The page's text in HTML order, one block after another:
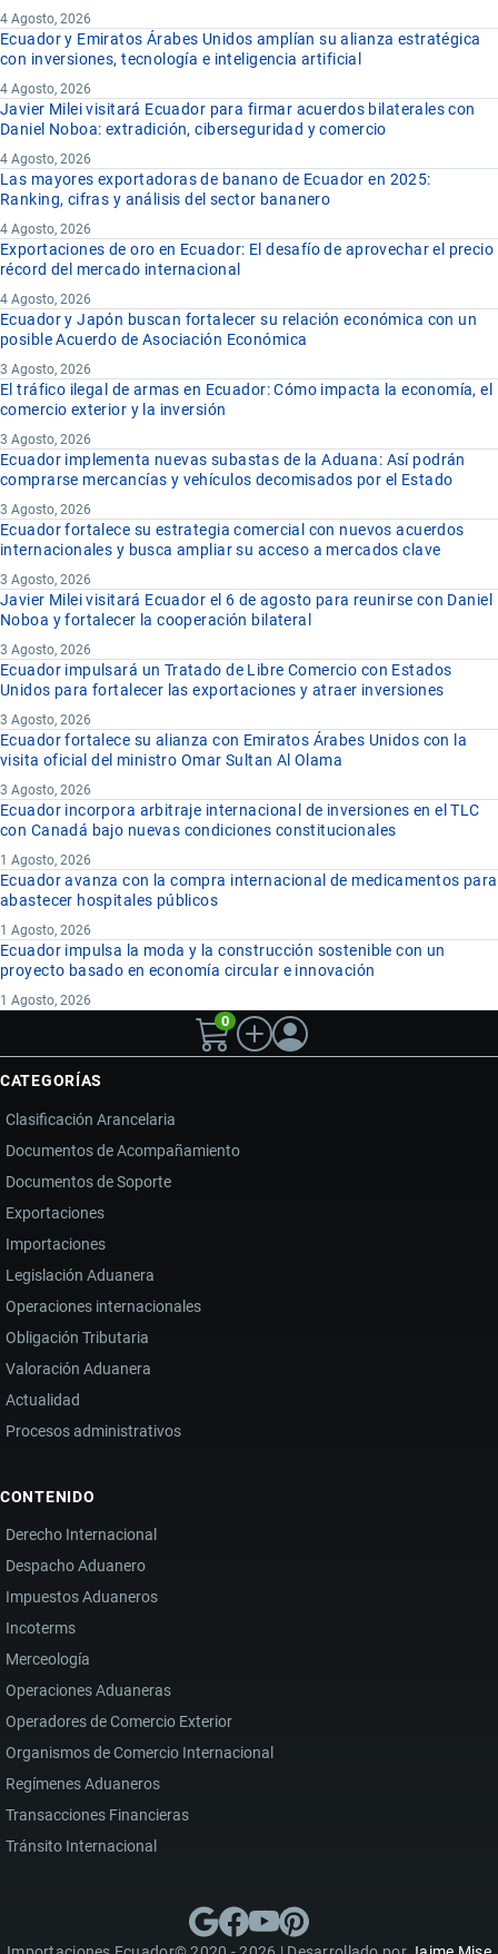
4 Agosto, 2026
Ecuador y Emiratos Árabes Unidos amplían su alianza estratégica
con inversiones, tecnología e inteligencia artificial
4 Agosto, 2026
Javier Milei visitará Ecuador para firmar acuerdos bilaterales con
Daniel Noboa: extradición, ciberseguridad y comercio
4 Agosto, 2026
Las mayores exportadoras de banano de Ecuador en 2025:
Ranking, cifras y análisis del sector bananero
4 Agosto, 2026
Exportaciones de oro en Ecuador: El desafío de aprovechar el precio
récord del mercado internacional
4 Agosto, 2026
Ecuador y Japón buscan fortalecer su relación económica con un
posible Acuerdo de Asociación Económica
3 Agosto, 2026
El tráfico ilegal de armas en Ecuador: Cómo impacta la economía, el
comercio exterior y la inversión
3 Agosto, 2026
Ecuador implementa nuevas subastas de la Aduana: Así podrán
comprarse mercancías y vehículos decomisados por el Estado
3 Agosto, 2026
Ecuador fortalece su estrategia comercial con nuevos acuerdos
internacionales y busca ampliar su acceso a mercados clave
3 Agosto, 2026
Javier Milei visitará Ecuador el 6 de agosto para reunirse con Daniel
Noboa y fortalecer la cooperación bilateral
3 Agosto, 2026
Ecuador impulsará un Tratado de Libre Comercio con Estados
Unidos para fortalecer las exportaciones y atraer inversiones
3 Agosto, 2026
Ecuador fortalece su alianza con Emiratos Árabes Unidos con la
visita oficial del ministro Omar Sultan Al Olama
3 Agosto, 2026
Ecuador incorpora arbitraje internacional de inversiones en el TLC
con Canadá bajo nuevas condiciones constitucionales
1 Agosto, 2026
Ecuador avanza con la compra internacional de medicamentos para
abastecer hospitales públicos
1 Agosto, 2026
Ecuador impulsa la moda y la construcción sostenible con un
proyecto basado en economía circular e innovación
1 Agosto, 2026
0
CATEGORÍAS
Clasificación Arancelaria
Documentos de Acompañamiento
Documentos de Soporte
Exportaciones
Importaciones
Legislación Aduanera
Operaciones internacionales
Obligación Tributaria
Valoración Aduanera
Actualidad
Procesos administrativos
CONTENIDO
Derecho Internacional
Despacho Aduanero
Impuestos Aduaneros
Incoterms
Merceología
Operaciones Aduaneras
Operadores de Comercio Exterior
Organismos de Comercio Internacional
Regímenes Aduaneros
Transacciones Financieras
Tránsito Internacional